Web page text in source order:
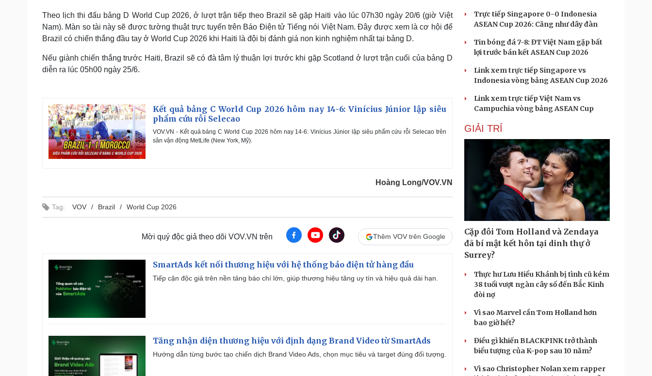
Theo lịch thi đấu bảng D World Cup 2026, ở lượt trận tiếp theo Brazil sẽ gặp Haiti vào lúc 07h30 ngày 20/6 (giờ Việt
Nam). Màn so tài này sẽ được tường thuật trực tuyến trên Báo Điện tử Tiếng nói Việt Nam. Đây được xem là cơ hội để
Brazil có chiến thắng đầu tay ở World Cup 2026 khi Haiti là đội bị đánh giá non kinh nghiệm nhất tại bảng D.
Nếu giành chiến thắng trước Haiti, Brazil sẽ có đà tâm lý thuận lợi trước khi gặp Scotland ở lượt trận cuối của bảng D
diễn ra lúc 05h00 ngày 25/6.
Kết quả bảng C World Cup 2026 hôm nay 14-6: Vinícius Júnior lập siêu
phẩm cứu rỗi Selecao
VOV.VN - Kết quả bảng C World Cup 2026 hôm nay 14-6: Vinícius Júnior lập siêu phẩm cứu rỗi Selecao trên
sân vận động MetLife (New York, Mỹ).
Hoàng Long/VOV.VN
Tag: VOV Brazil World Cup 2026
Mời quý độc giả theo dõi VOV.VN trên Thêm VOV trên Google
SmartAds kết nối thương hiệu với hệ thống báo điện tử hàng đầu
Tiếp cận độc giả trên nền tảng báo chí lớn, giúp thương hiệu tăng uy tín và hiệu quả dài hạn.
Tăng nhận diện thương hiệu với định dạng Brand Video từ SmartAds
Hướng dẫn từng bước tạo chiến dịch Brand Video Ads, chọn mục tiêu và target đúng đối tượng.
Trực tiếp Singapore 0-0 Indonesia
ASEAN Cup 2026: Căng như dây đàn
Tin bóng đá 7-8: ĐT Việt Nam gặp bất
lợi trước bán kết ASEAN Cup 2026
Link xem trực tiếp Singapore vs
Indonesia vòng bảng ASEAN Cup 2026
Link xem trực tiếp Việt Nam vs
Campuchia vòng bảng ASEAN Cup
GIẢI TRÍ
Cặp đôi Tom Holland và Zendaya
đã bí mật kết hôn tại dinh thự ở
Surrey?
Thực hư Lưu Hiểu Khánh bị tình cũ kém
38 tuổi vượt ngàn cây số đến Bắc Kinh
đòi nợ
Vì sao Marvel cần Tom Holland hơn
bao giờ hết?
Điều gì khiến BLACKPINK trở thành
biểu tượng của K-pop sau 10 năm?
Vì sao Christopher Nolan xem rapper